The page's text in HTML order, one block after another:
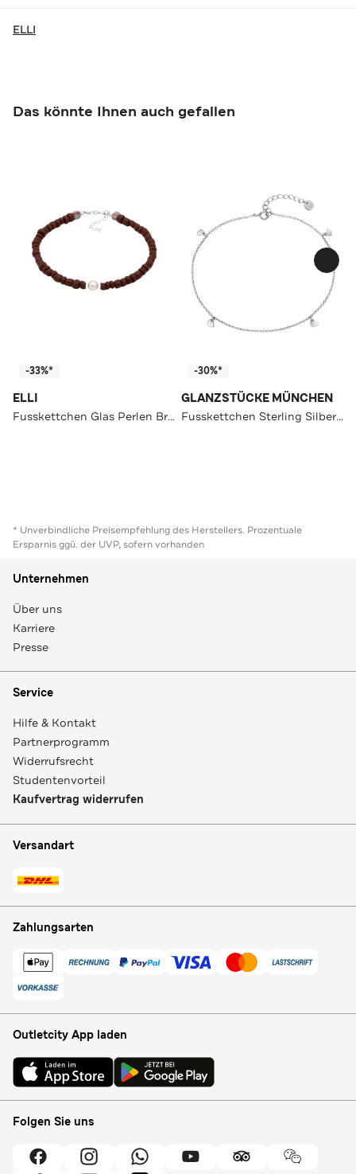
ELLI
Das könnte Ihnen auch gefallen
-33%*
ELLI
Fusskettchen Glas Perlen Braun Synthetische Perle Weiß 925 Sterling Silber Silber
-30%*
GLANZSTÜCKE MÜNCHEN
Fusskettchen Sterling Silber OneColor
* Unverbindliche Preisempfehlung des Herstellers. Prozentuale
Ersparnis ggü. der UVP, sofern vorhanden
Unternehmen
Über uns
Karriere
Presse
Service
Hilfe & Kontakt
Partnerprogramm
Widerrufsrecht
Studentenvorteil
Kaufvertrag widerrufen
Versandart
Zahlungsarten
Outletcity App laden
Folgen Sie uns